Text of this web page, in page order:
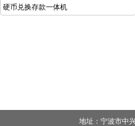
硬币兑换存款一体机
地址：宁波市中